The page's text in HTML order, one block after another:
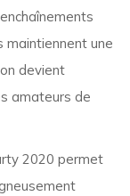
une
devient
amateurs de
2020 permet